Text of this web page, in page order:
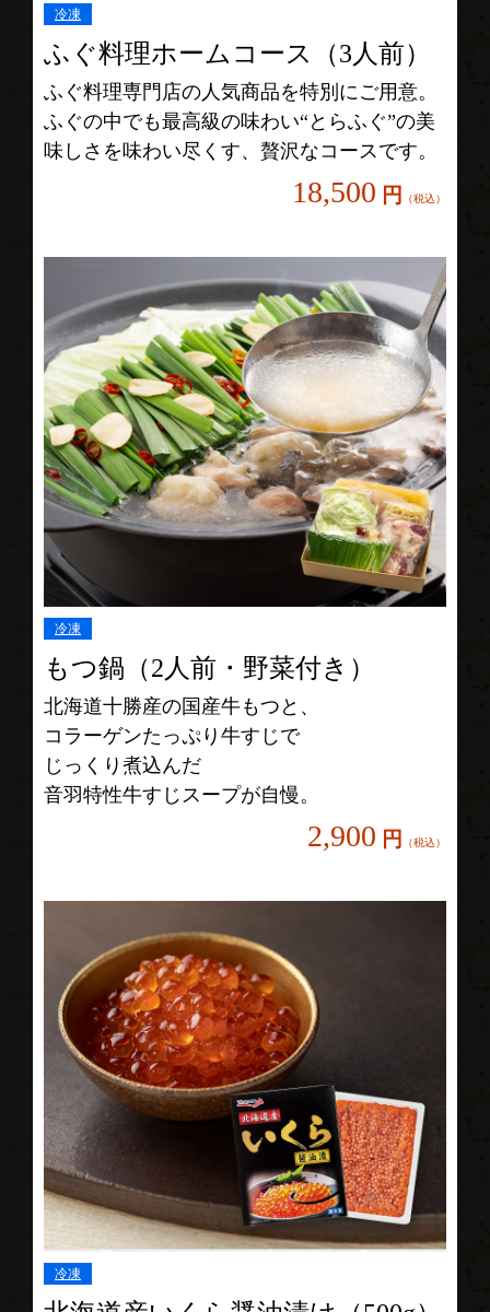
冷凍
ふぐ料理ホームコース（3人前）
ふぐ料理専門店の人気商品を特別にご用意。
ふぐの中でも最高級の味わい“とらふぐ”の美
味しさを味わい尽くす、贅沢なコースです。
18,500 円 （税込）
冷凍
もつ鍋（2人前・野菜付き）
北海道十勝産の国産牛もつと、
コラーゲンたっぷり牛すじで
じっくり煮込んだ
音羽特性牛すじスープが自慢。
2,900 円 （税込）
冷凍